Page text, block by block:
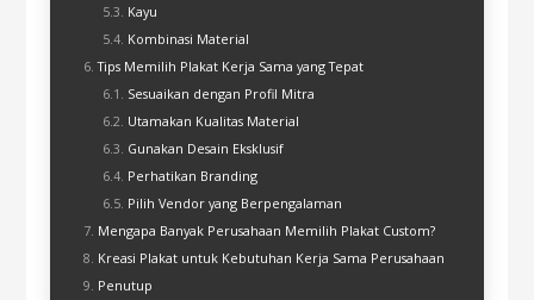
Kayu
Kombinasi Material
Tips Memilih Plakat Kerja Sama yang Tepat
Sesuaikan dengan Profil Mitra
Utamakan Kualitas Material
Gunakan Desain Eksklusif
Perhatikan Branding
Pilih Vendor yang Berpengalaman
Mengapa Banyak Perusahaan Memilih Plakat Custom?
Kreasi Plakat untuk Kebutuhan Kerja Sama Perusahaan
Penutup